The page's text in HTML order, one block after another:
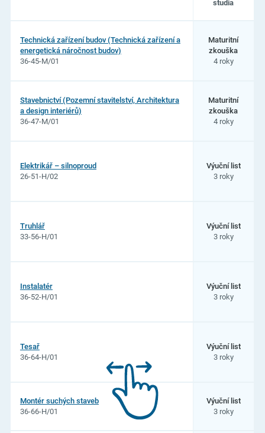
oborů
studia
Třebíč
studia
Technická zařízení budov (Technická zařízení a
energetická náročnost budov)
36-45-M/01
Maturitní
zkouška
4 roky
Stavebnictví (Pozemní stavitelství, Architektura
a design interiérů)
36-47-M/01
Maturitní
zkouška
4 roky
Elektrikář – silnoproud
26-51-H/02
Výuční list
3 roky
Truhlář
33-56-H/01
Výuční list
3 roky
Instalatér
36-52-H/01
Výuční list
3 roky
Tesař
36-64-H/01
Výuční list
3 roky
Montér suchých staveb
36-66-H/01
Výuční list
3 roky